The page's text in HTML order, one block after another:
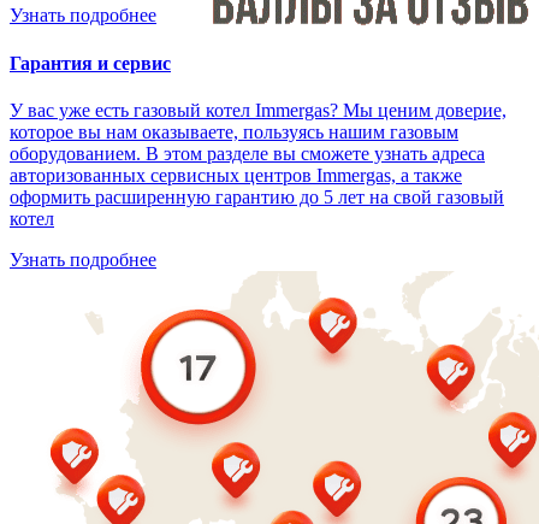
Узнать подробнее
Гарантия и сервис
У вас уже есть газовый котел Immergas? Мы ценим доверие,
которое вы нам оказываете, пользуясь нашим газовым
оборудованием. В этом разделе вы сможете узнать адреса
авторизованных сервисных центров Immergas, а также
оформить расширенную гарантию до 5 лет на свой газовый
котел
Узнать подробнее